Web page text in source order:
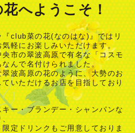
へようこそ！
club菜の花(なのはな)』ではリ
軽にお楽しみいただけます。
市の翠波高原で有名な「コスモ
んで名付けられました。
波高原の花のように、大勢のお
いただけるお店を目指しており
ー・ブランデー・シャンパンな
、
定ドリンクもご用意しておりま